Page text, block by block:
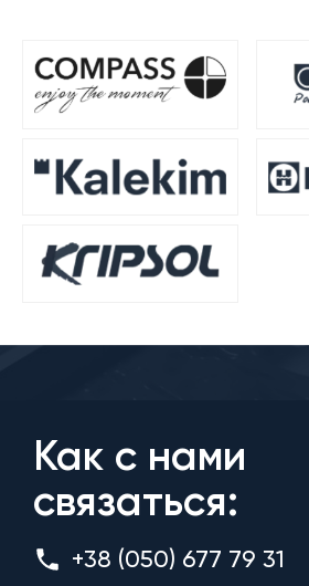
Как с нами
связаться:
+38 (050) 677 79 31